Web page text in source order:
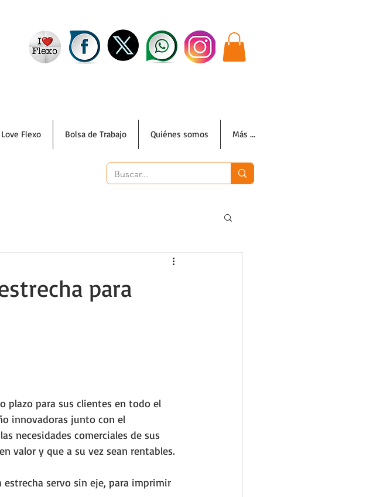
para
plazo para sus clientes en todo el
innovadoras junto con el
necesidades comerciales de sus
valor y que a su vez sean rentables.
estrecha servo sin eje, para imprimir
Flexo Bolsa de Trabajo Quiénes somos Más ...